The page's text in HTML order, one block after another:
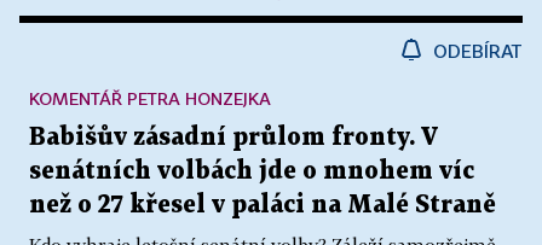
ODEBÍRAT
Babišův zásadní průlom fronty. V
senátních volbách jde o mnohem víc
než o 27 křesel v paláci na Malé Straně
KOMENTÁŘ PETRA HONZEJKA